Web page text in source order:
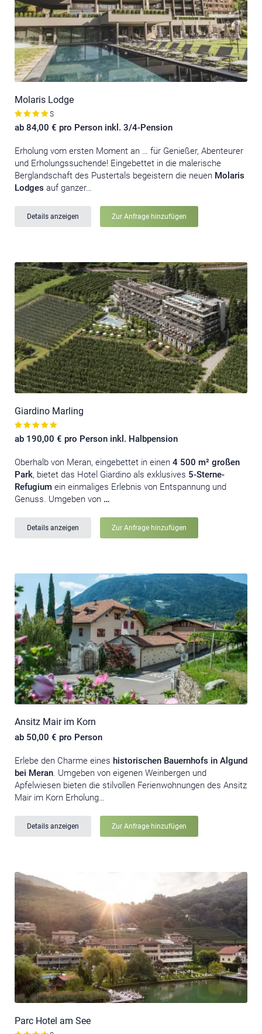
Molaris Lodge
S
ab 84,00 € pro Person inkl. 3/4-Pension
Erholung vom ersten Moment an … für Genießer, Abenteurer
und Erholungssuchende! Eingebettet in die malerische
Berglandschaft des Pustertals begeistern die neuen Molaris
Lodges auf ganzer…
Details anzeigen Zur Anfrage hinzufügen
Giardino Marling
ab 190,00 € pro Person inkl. Halbpension
Oberhalb von Meran, eingebettet in einen 4 500 m² großen
Park, bietet das Hotel Giardino als exklusives 5-Sterne-
Refugium ein einmaliges Erlebnis von Entspannung und
Genuss. Umgeben von …
Details anzeigen Zur Anfrage hinzufügen
Ansitz Mair im Korn
ab 50,00 € pro Person
Erlebe den Charme eines historischen Bauernhofs in Algund
bei Meran. Umgeben von eigenen Weinbergen und
Apfelwiesen bieten die stilvollen Ferienwohnungen des Ansitz
Mair im Korn Erholung…
Details anzeigen Zur Anfrage hinzufügen
Parc Hotel am See